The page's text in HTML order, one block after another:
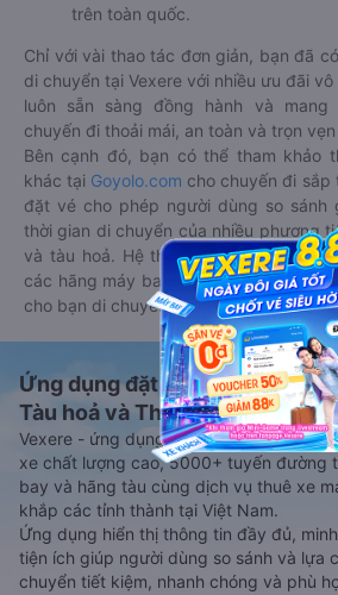
trên toàn quốc.
Chỉ với vài thao tác đơn giản, bạn đã
di chuyển tại Vexere với nhiều ưu đãi
luôn sẵn sàng đồng hành và
chuyến đi thoải mái, an toàn và trọn vẹn
Bên cạnh đó, bạn có thể tham khảo
khác tại Goyolo.com cho chuyến đi sắp
đặt vé cho phép người dùng so sánh
thời gian di chuyển của nhiều phương
và tàu hoả. Hệ thống của Goyolo
các hãng máy bay, xe khách và tàu
cho bạn di chuyển.
Ứng dụng đặt vé Xe khách,
Tàu hoả và Thuê xe
Vexere - ứng dụng đặt vé đa phương
xe chất lượng cao, 5000+ tuyến đường
bay và hãng tàu cùng dịch vụ thuê xe
khắp các tỉnh thành tại Việt Nam.
Ứng dụng hiển thị thông tin đầy đủ,
tiện ích giúp người dùng so sánh và lựa
chuyển tiết kiệm, nhanh chóng và phù